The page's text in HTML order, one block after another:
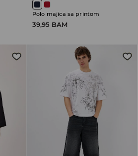
Polo majica sa printom
39,95 BAM